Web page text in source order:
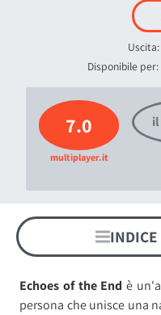
Uscita:
Disponibile per:
7.0
multiplayer.it
Echoes of the End è
persona che unisce una